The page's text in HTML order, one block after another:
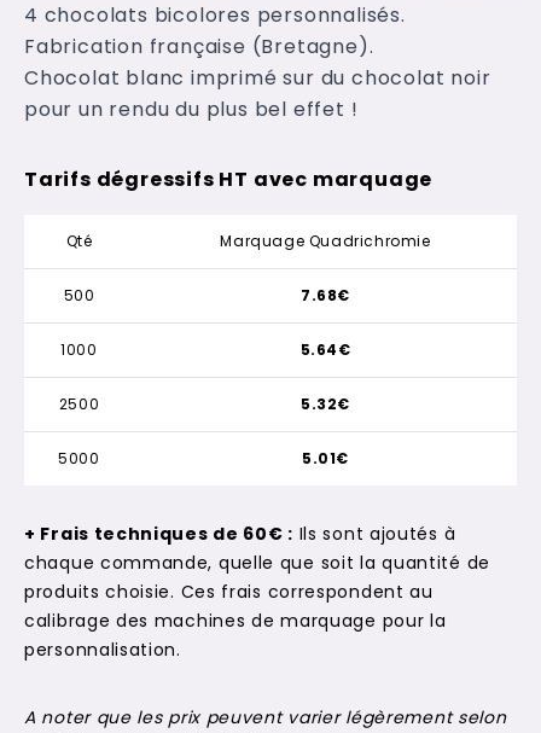
4 chocolats bicolores personnalisés.
Fabrication française (Bretagne).
Chocolat blanc imprimé sur du chocolat noir
pour un rendu du plus bel effet !
Tarifs dégressifs HT avec marquage
Qté Marquage Quadrichromie
500
1000
2500
5000
7.68€
5.64€
5.32€
5.01€
+ Frais techniques de 60€ : Ils sont ajoutés à
chaque commande, quelle que soit la quantité de
produits choisie. Ces frais correspondent au
calibrage des machines de marquage pour la
personnalisation.
A noter que les prix peuvent varier légèrement selon